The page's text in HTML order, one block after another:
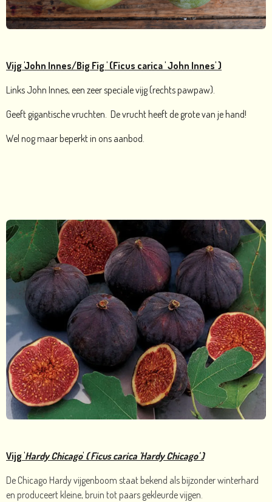
Vijg 'John Innes/Big Fig ' (Ficus carica ' John Innes' )
Links John Innes, een zeer speciale vijg (rechts pawpaw).
Geeft gigantische vruchten. De vrucht heeft de grote van je hand!
Wel nog maar beperkt in ons aanbod.
Vijg 'Hardy Chicago' ( Ficus carica 'Hardy Chicago' )
De Chicago Hardy vijgenboom staat bekend als bijzonder winterhard
en produceert kleine, bruin tot paars gekleurde vijgen.